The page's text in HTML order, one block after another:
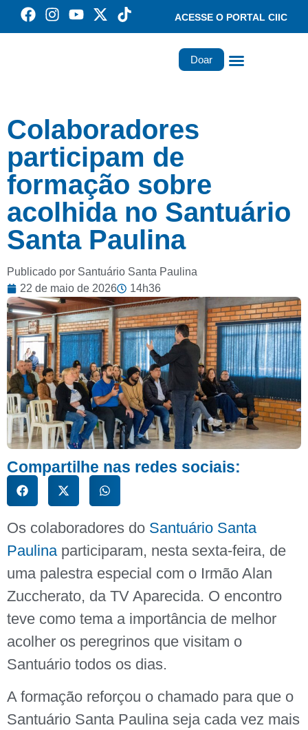
ACESSE O PORTAL CIIC
Doar
Colaboradores
participam de
formação sobre
acolhida no Santuário
Santa Paulina
Publicado por Santuário Santa Paulina
22 de maio de 2026
14h36
Compartilhe nas redes sociais:
Os colaboradores do Santuário Santa
Paulinaparticiparam, nesta sexta-feira, de
uma palestra especial com o Irmão Alan
Zuccherato, da TV Aparecida. O encontro
teve como tema a importância de melhor
acolher os peregrinos que visitam o
Santuário todos os dias.
A formação reforçou o chamado para que o
Santuário Santa Paulina seja cada vez mais